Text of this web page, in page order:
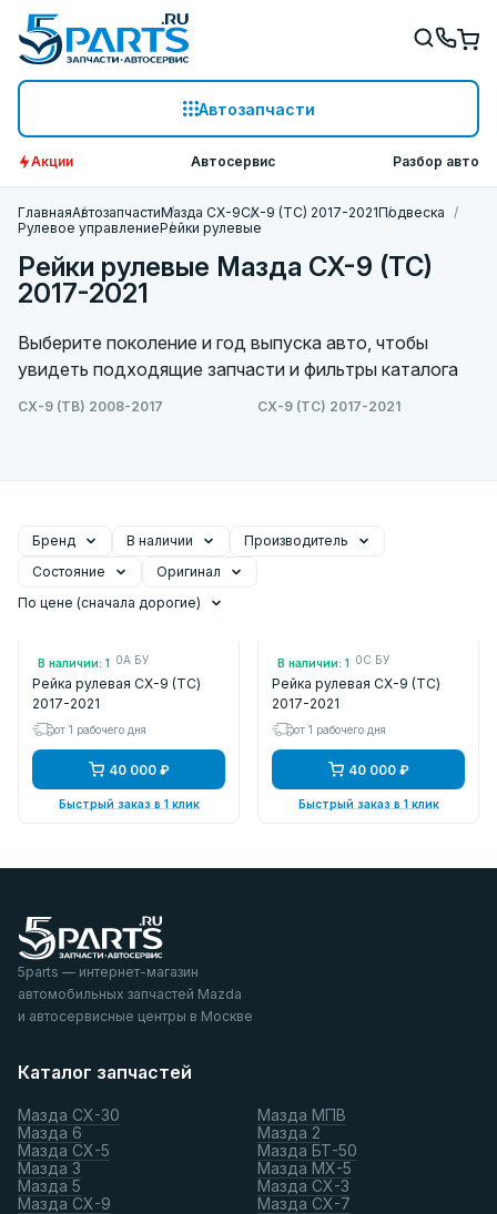
Автозапчасти
Акции Автосервис Разбор авто
ГлавнаяАвтозапчастиМазда СХ-9CX-9 (TC) 2017-2021Подвеска
Рулевое управлениеРейки рулевые
Рейки рулевые Мазда CX-9 (TC)
2017-2021
Выберите поколение и год выпуска авто, чтобы
увидеть подходящие запчасти и фильтры каталога
CX-9 (TB) 2008-2017 CX-9 (TC) 2017-2021
Бренд В наличии
Производитель
Состояние
Оригинал
По цене (сначала дорогие)
В наличии: 1
Арт.: TK4832110A БУ
Рейка рулевая CX-9 (TС)
2017-2021
от 1 рабочего дня
40 000 ₽
Быстрый заказ в 1 клик
В наличии: 1
Арт.: TK4832110C БУ
Рейка рулевая CX-9 (TС)
2017-2021
от 1 рабочего дня
40 000 ₽
Быстрый заказ в 1 клик
5parts — интернет-магазин
автомобильных запчастей Mazda
и автосервисные центры в Москве
Каталог запчастей
Мазда СХ-30
Мазда 6
Мазда СХ-5
Мазда 3
Мазда 5
Мазда СХ-9
Мазда МПВ
Мазда 2
Мазда БТ-50
Мазда МХ-5
Мазда СХ-3
Мазда СХ-7